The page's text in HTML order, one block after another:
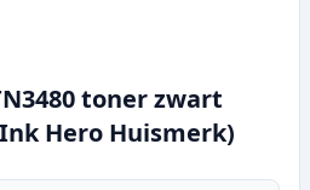
toner zwart
Hero Huismerk)